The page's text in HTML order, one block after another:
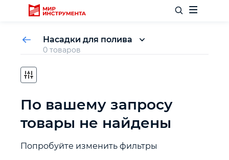
Отделочный инструмент
Слесарный инструмент
Насадки для полива
0 товаров
Пистолеты - распылители
Распылители на штанге
Наборы
По вашему запросу
товары не найдены
Попробуйте изменить фильтры